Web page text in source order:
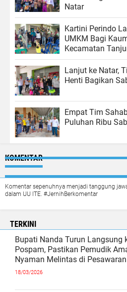
Natar
Kartini Perindo
UMKM Bagi
Kecamatan
Lanjut ke Natar,
Henti Bagikan
Empat Tim
Puluhan Ribu
KOMENTAR
Komentar sepenuhnya menjadi tanggung
dalam UU ITE. #JernihBerkomentar
TERKINI
Bupati Nanda Turun Langsung
Pospam, Pastikan Pemudik
Nyaman Melintas di Pesawaran
18/03/2026